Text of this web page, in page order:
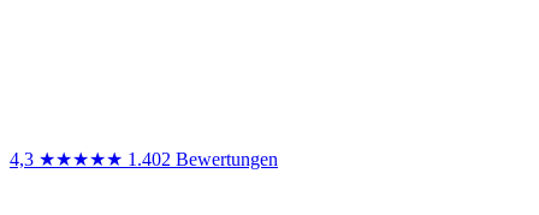
4,3 ★★★★★ 1.402 Bewertungen